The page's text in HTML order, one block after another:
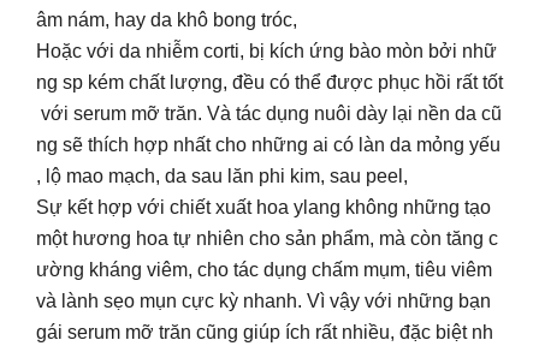
âm nám, hay da khô bong tróc,
Hoặc với da nhiễm corti, bị kích ứng bào mòn bởi nhữ
ng sp kém chất lượng, đều có thể được phục hồi rất tốt
với serum mỡ trăn. Và tác dụng nuôi dày lại nền da cũ
ng sẽ thích hợp nhất cho những ai có làn da mỏng yếu
, lộ mao mạch, da sau lăn phi kim, sau peel,
Sự kết hợp với chiết xuất hoa ylang không những tạo
một hương hoa tự nhiên cho sản phẩm, mà còn tăng c
ường kháng viêm, cho tác dụng chấm mụm, tiêu viêm
và lành sẹo mụn cực kỳ nhanh. Vì vậy với những bạn
gái serum mỡ trăn cũng giúp ích rất nhiều, đặc biệt nh